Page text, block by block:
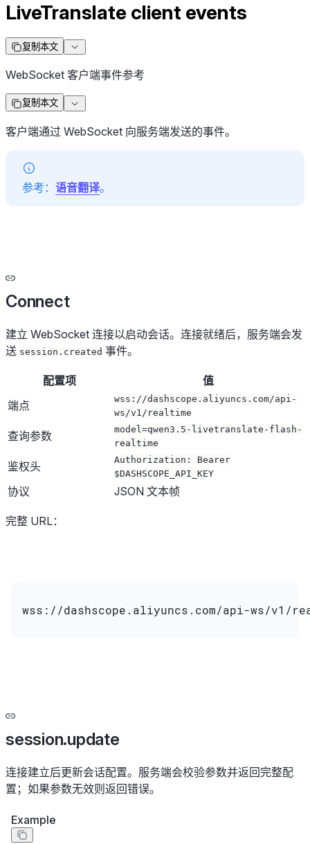
LiveTranslate client events
复制本文
WebSocket 客户端事件参考
复制本文
客户端通过 WebSocket 向服务端发送的事件。
参考： 语音翻译。
Connect
建立 WebSocket 连接以启动会话。连接就绪后，服务端会发
送 session.created 事件。
配置项
值
端点
wss://dashscope.aliyuncs.com/api-
ws/v1/realtime
查询参数
model=qwen3.5-livetranslate-flash-
realtime
鉴权头
Authorization: Bearer
$DASHSCOPE_API_KEY
协议 JSON 文本帧
完整 URL：
wss://dashscope.aliyuncs.com/api-ws/v1/
session.update
连接建立后更新会话配置。服务端会校验参数并返回完整配
置；如果参数无效则返回错误。
Example